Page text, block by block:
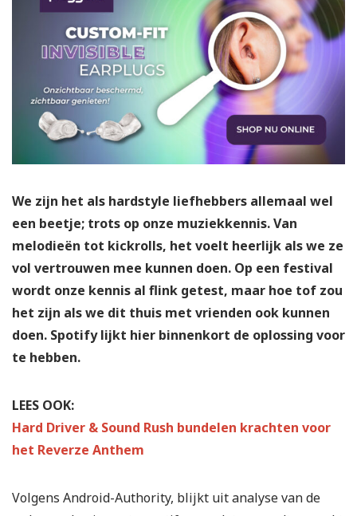
We zijn het als hardstyle liefhebbers allemaal wel
een beetje; trots op onze muziekkennis. Van
melodieën tot kickrolls, het voelt heerlijk als we ze
vol vertrouwen mee kunnen doen. Op een festival
wordt onze kennis al flink getest, maar hoe tof zou
het zijn als we dit thuis met vrienden ook kunnen
doen. Spotify lijkt hier binnenkort de oplossing voor
te hebben.
LEES OOK:
Hard Driver & Sound Rush bundelen krachten voor
het Reverze Anthem
Volgens Android-Authority, blijkt uit analyse van de